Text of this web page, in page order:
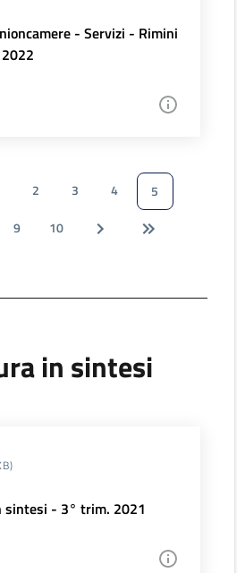
- Servizi - Rimini
2 3 4
5
9 10
in sintesi
sintesi - 3° trim. 2021